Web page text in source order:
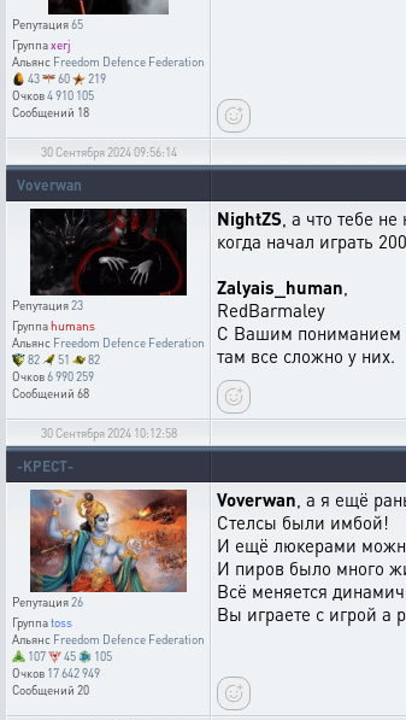
Репутация65
Группаxerj
Альянс Freedom Defence Federation
43
60
219
Очков4 910 105
Сообщений 18
30 Сентября 2024 09:56:14
Voverwan
Репутация23
Группаhumans
Альянс Freedom Defence Federation
82
51
82
Очков6 990 259
Сообщений 68
NightZS, а что тебе
когда начал играть
Zalyais_human,
RedBarmaley
С Вашим пониманием
там все сложно у них.
30 Сентября 2024 10:12:58
-KPECT-
Репутация26
Группаtoss
Альянс Freedom Defence Federation
107
45
105
Очков 17 642 949
Сообщений 20
Voverwan, а я ещё
Стелсы были имбой!
И ещё люкерами
И пиров было много
Всё меняется
Вы играете с игрой а